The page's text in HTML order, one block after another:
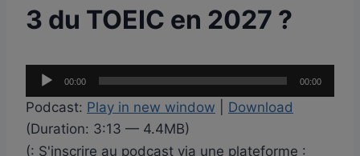
3 du TOEIC en 2027 ?
e
c
t
00:00 00:00
Podcast: Play in new window
Download
(Duration: 3:13 — 4.4MB)
(: S'inscrire au podcast via une plateforme :